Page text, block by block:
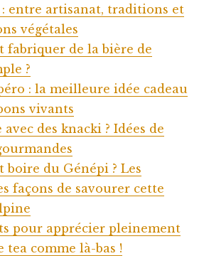
entre artisanat, traditions et
végétales
fabriquer de la bière de
?
: la meilleure idée cadeau
vivants
des knacki ? Idées de
boire du Génépi ? Les
façons de savourer cette
pour apprécier pleinement
tea comme là-bas !